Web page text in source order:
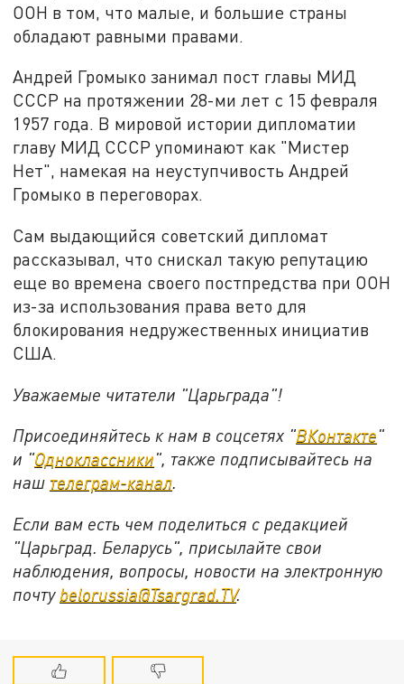
ООН в том, что малые, и большие страны
обладают равными правами.
Андрей Громыко занимал пост главы МИД
СССР на протяжении 28-ми лет с 15 февраля
1957 года. В мировой истории дипломатии
главу МИД СССР упоминают как "Мистер
Нет", намекая на неуступчивость Андрей
Громыко в переговорах.
Сам выдающийся советский дипломат
рассказывал, что снискал такую репутацию
еще во времена своего постпредства при ООН
из-за использования права вето для
блокирования недружественных инициатив
США.
Уважаемые читатели "Царьграда"!
Присоединяйтесь к нам в соцсетях "ВКонтакте"
и "Одноклассники", также подписывайтесь на
наш телеграм-канал.
Если вам есть чем поделиться с редакцией
"Царьград. Беларусь", присылайте свои
наблюдения, вопросы, новости на электронную
почту belorussia@Tsargrad.TV.